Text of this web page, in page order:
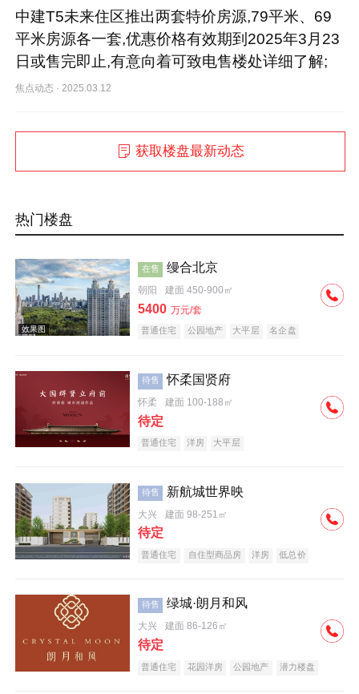
中建T5未来住区推出两套特价房源,79平米、69
平米房源各一套,优惠价格有效期到2025年3月23
日或售完即止,有意向着可致电售楼处详细了解;
焦点动态 ·2025.03.12
获取楼盘最新动态
热门楼盘
在售 缦合北京
朝阳 建面 450-900㎡
5400 万元/套
普通住宅 公园地产 大平层 名企盘
待售 怀柔国贤府
怀柔 建面 100-188㎡
待定
普通住宅 洋房 大平层
待售 新航城世界映
大兴 建面 98-251㎡
待定
普通住宅 自住型商品房 洋房
低总价
待售 绿城·朗月和风
大兴 建面 86-126㎡
待定
普通住宅 花园洋房 公园地产
潜力楼盘